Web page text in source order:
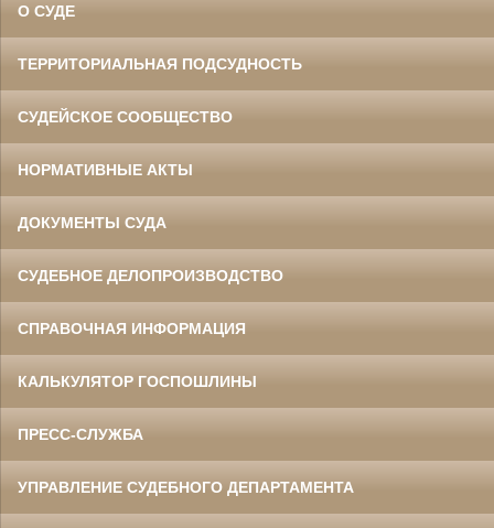
О СУДЕ
ТЕРРИТОРИАЛЬНАЯ ПОДСУДНОСТЬ
СУДЕЙСКОЕ СООБЩЕСТВО
НОРМАТИВНЫЕ АКТЫ
ДОКУМЕНТЫ СУДА
СУДЕБНОЕ ДЕЛОПРОИЗВОДСТВО
СПРАВОЧНАЯ ИНФОРМАЦИЯ
КАЛЬКУЛЯТОР ГОСПОШЛИНЫ
ПРЕСС-СЛУЖБА
УПРАВЛЕНИЕ СУДЕБНОГО ДЕПАРТАМЕНТА